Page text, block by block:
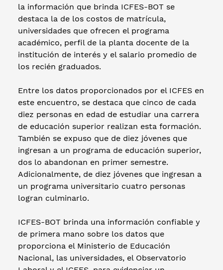
la información que brinda ICFES-BOT se
destaca la de los costos de matrícula,
universidades que ofrecen el programa
académico, perfil de la planta docente de la
institución de interés y el salario promedio de
los recién graduados.
Entre los datos proporcionados por el ICFES en
este encuentro, se destaca que cinco de cada
diez personas en edad de estudiar una carrera
de educación superior realizan esta formación.
También se expuso que de diez jóvenes que
ingresan a un programa de educación superior,
dos lo abandonan en primer semestre.
Adicionalmente, de diez jóvenes que ingresan a
un programa universitario cuatro personas
logran culminarlo.
ICFES-BOT brinda una información confiable y
de primera mano sobre los datos que
proporciona el Ministerio de Educación
Nacional, las universidades, el Observatorio